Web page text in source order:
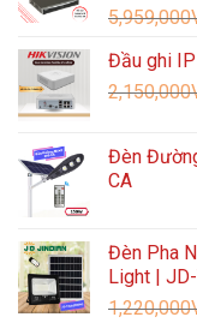
5,959,000
Đầu ghi
2,150,000
Đèn
CA
Đèn Pha
Light |
1,220,000